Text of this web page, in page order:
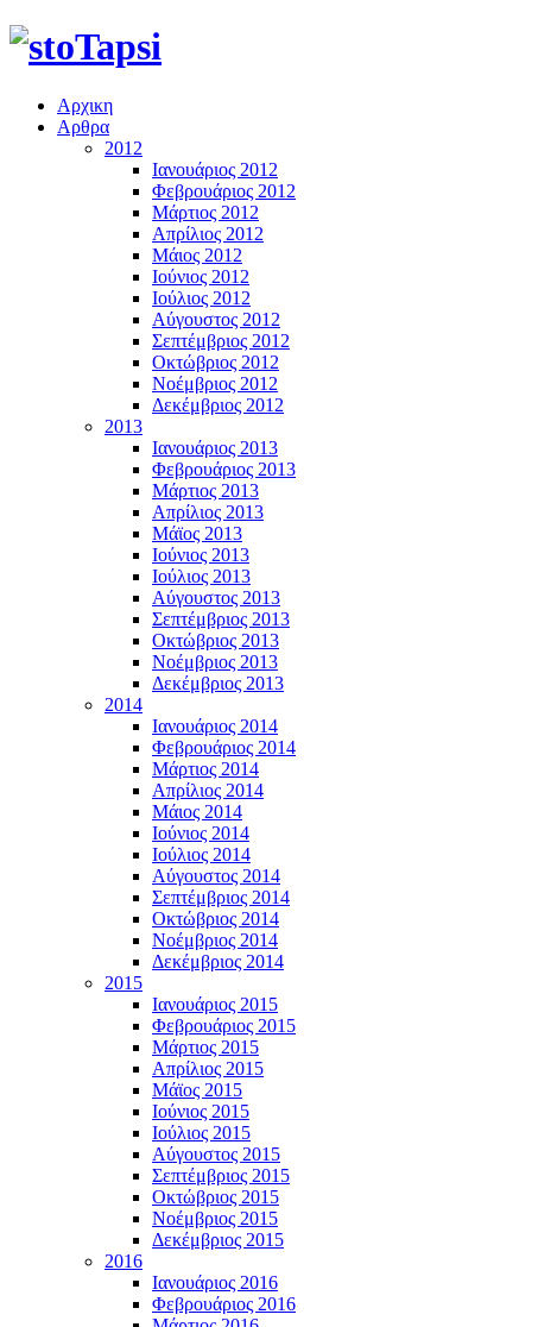
Αρχικη
Αρθρα
2012
Ιανουάριος 2012
Φεβρουάριος 2012
Μάρτιος 2012
Απρίλιος 2012
Μάιος 2012
Ιούνιος 2012
Ιούλιος 2012
Αύγουστος 2012
Σεπτέμβριος 2012
Οκτώβριος 2012
Νοέμβριος 2012
Δεκέμβριος 2012
2013
Ιανουάριος 2013
Φεβρουάριος 2013
Μάρτιος 2013
Απρίλιος 2013
Μάϊος 2013
Ιούνιος 2013
Ιούλιος 2013
Αύγουστος 2013
Σεπτέμβριος 2013
Οκτώβριος 2013
Νοέμβριος 2013
Δεκέμβριος 2013
2014
Ιανουάριος 2014
Φεβρουάριος 2014
Μάρτιος 2014
Απρίλιος 2014
Μάιος 2014
Ιούνιος 2014
Ιούλιος 2014
Αύγουστος 2014
Σεπτέμβριος 2014
Οκτώβριος 2014
Νοέμβριος 2014
Δεκέμβριος 2014
2015
Ιανουάριος 2015
Φεβρουάριος 2015
Μάρτιος 2015
Απρίλιος 2015
Μάϊος 2015
Ιούνιος 2015
Ιούλιος 2015
Αύγουστος 2015
Σεπτέμβριος 2015
Οκτώβριος 2015
Νοέμβριος 2015
Δεκέμβριος 2015
2016
Ιανουάριος 2016
Φεβρουάριος 2016